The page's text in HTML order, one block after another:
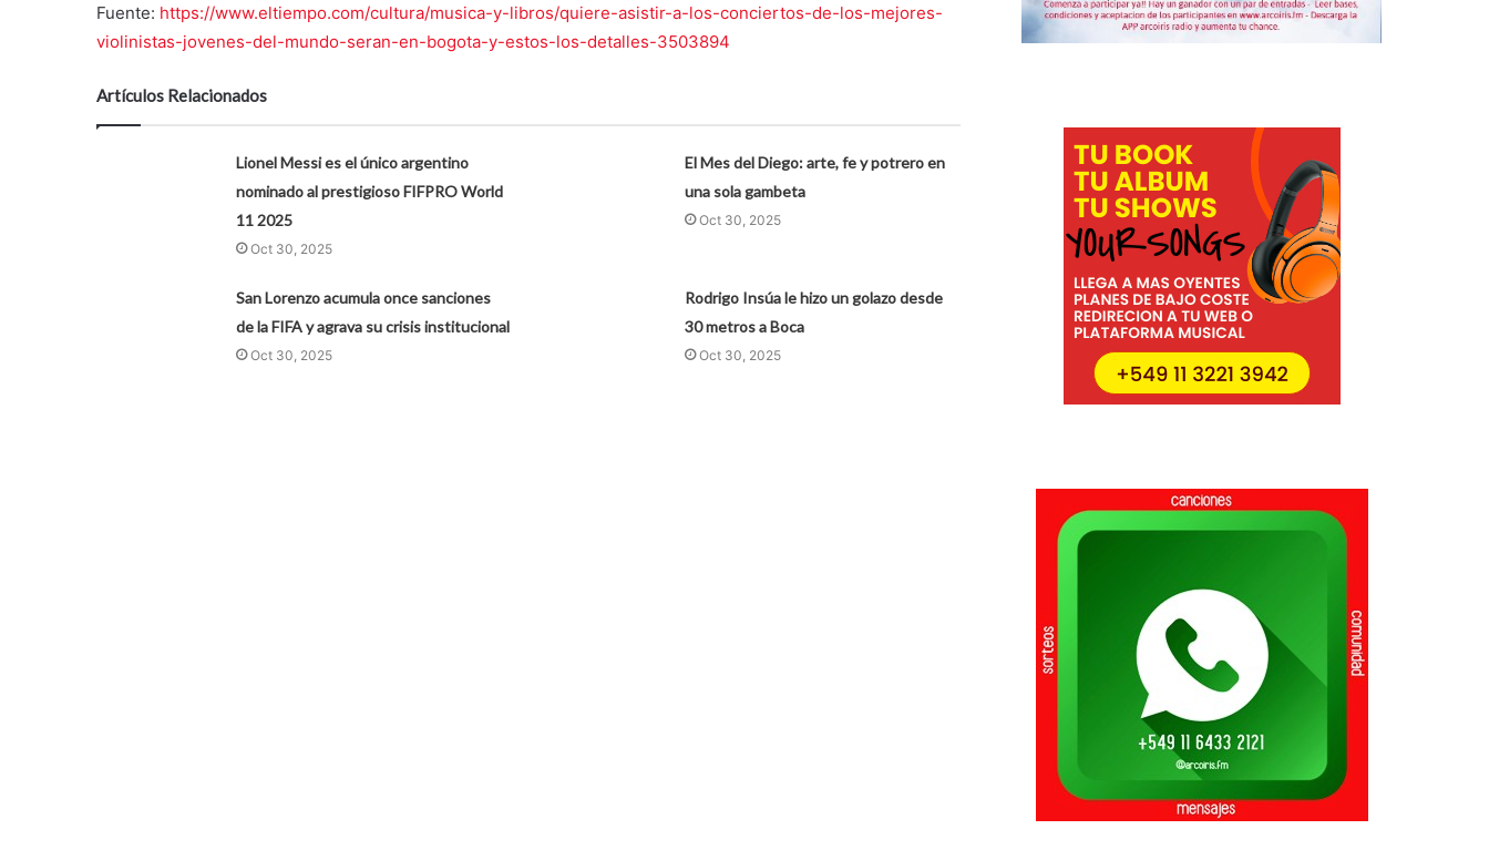
Fuente: https://www.eltiempo.com/cultura/musica-y-libros/quiere-asistir-a-los-conciertos-de-los-mejores-
violinistas-jovenes-del-mundo-seran-en-bogota-y-estos-los-detalles-3503894
Artículos Relacionados
Lionel Messi es el único argentino
nominado al prestigioso FIFPRO World
11 2025
Oct 30, 2025
El Mes del Diego: arte, fe y potrero en
una sola gambeta
Oct 30, 2025
San Lorenzo acumula once sanciones
de la FIFA y agrava su crisis institucional
Oct 30, 2025
Rodrigo Insúa le hizo un golazo desde
30 metros a Boca
Oct 30, 2025